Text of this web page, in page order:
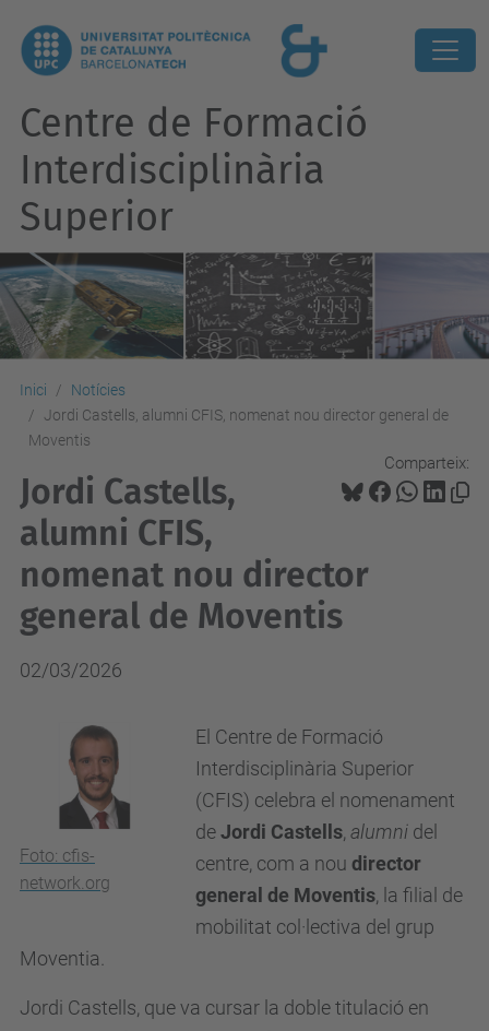
Centre de Formació
Interdisciplinària
Superior
Inici
Notícies
Jordi Castells, alumni CFIS, nomenat nou director general de
Moventis
Comparteix:
Jordi Castells,
alumni CFIS,
nomenat nou director
general de Moventis
02/03/2026
Foto: cfis-
network.org
El Centre de Formació
Interdisciplinària Superior
(CFIS) celebra el nomenament
deJordi Castells, alumni del
centre, com a nou director
general de Moventis, la filial de
mobilitat col·lectiva del grup
Moventia.
Jordi Castells, que va cursar la doble titulació en